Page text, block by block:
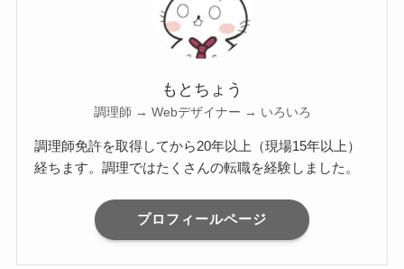
もとちょう
調理師 → Webデザイナー → いろいろ
調理師免許を取得してから20年以上（現場15年以上）
経ちます。調理ではたくさんの転職を経験しました。
プロフィールページ